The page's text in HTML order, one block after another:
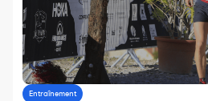
Entraînement